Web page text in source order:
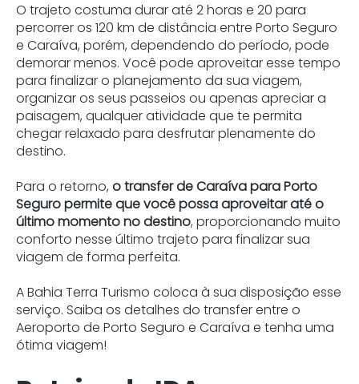
O trajeto costuma durar até 2 horas e 20 para
percorrer os 120 km de distância entre Porto Seguro
e Caraíva, porém, dependendo do período, pode
demorar menos. Você pode aproveitar esse tempo
para finalizar o planejamento da sua viagem,
organizar os seus passeios ou apenas apreciar a
paisagem, qualquer atividade que te permita
chegar relaxado para desfrutar plenamente do
destino.
Para o retorno, o transfer de Caraíva para Porto
Seguro permite que você possa aproveitar até o
último momento no destino, proporcionando muito
conforto nesse último trajeto para finalizar sua
viagem de forma perfeita.
A Bahia Terra Turismo coloca à sua disposição esse
serviço. Saiba os detalhes do transfer entre o
Aeroporto de Porto Seguro e Caraíva e tenha uma
ótima viagem!